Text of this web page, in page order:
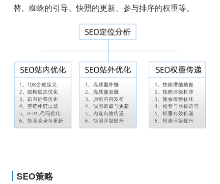
替、蜘蛛的引导、快照的更新、参与排序的权重等。
SEO策略